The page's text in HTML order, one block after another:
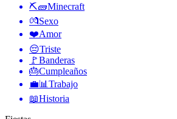
⛏🧱Minecraft
💏Sexo
❤️Amor
😔Triste
🚩Banderas
🎂Cumpleaños
💼📊 Trabajo
📖Historia